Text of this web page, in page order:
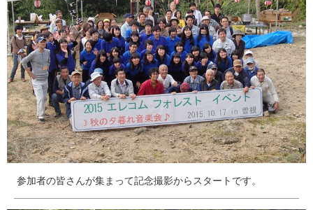
参加者の皆さんが集まって記念撮影からスタートです。